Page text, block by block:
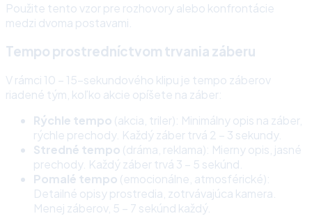
Použite tento vzor pre rozhovory alebo konfrontácie
medzi dvoma postavami.
Tempo prostredníctvom trvania záberu
V rámci 10 – 15-sekundového klipu je tempo záberov
riadené tým, koľko akcie opíšete na záber:
Rýchle tempo (akcia, triler): Minimálny opis na záber,
rýchle prechody. Každý záber trvá 2 – 3 sekundy.
Stredné tempo (dráma, reklama): Mierny opis, jasné
prechody. Každý záber trvá 3 – 5 sekúnd.
Pomalé tempo (emocionálne, atmosférické):
Detailné opisy prostredia, zotrvávajúca kamera.
Menej záberov, 5 – 7 sekúnd každý.